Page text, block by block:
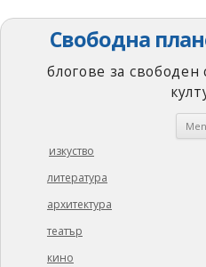
Свободна
блогове за
изкуство
литература
архитектура
театър
кино